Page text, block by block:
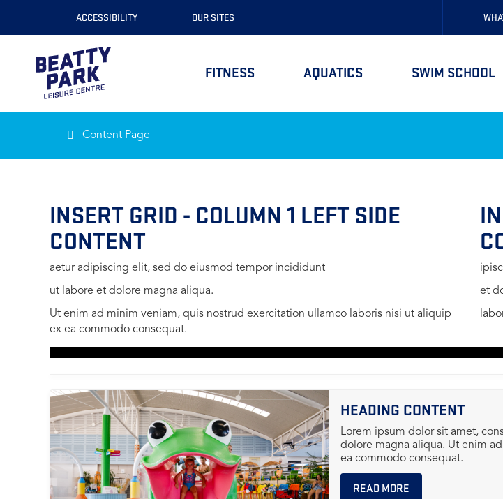
Content
ACCESSIBILITY OUR SITES
FITNESS AQUATICS SWIM SCHOOL
Content Page
INSERT GRID - COLUMN 1 LEFT SIDE
CONTENT
aetur adipiscing elit, sed do eiusmod tempor incididunt
ut labore et dolore magna aliqua.
Ut enim ad minim veniam, quis nostrud exercitation ullamco laboris nisi ut aliquip
ex ea commodo consequat.
et
HEADING CONTENT
Lorem ipsum dolor sit amet,
dolore magna aliqua. Ut enim
ea commodo consequat.
READ MORE